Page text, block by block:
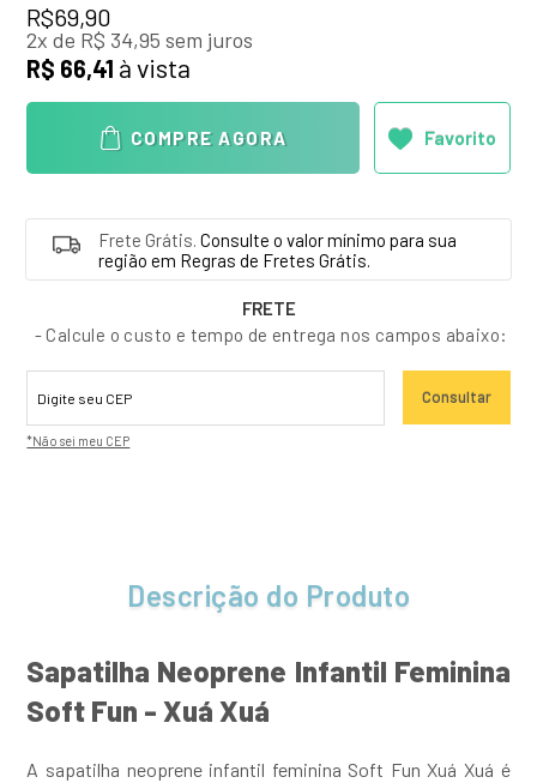
R$69,90
2x de R$ 34,95 sem juros
R$ 66,41 à vista
COMPRE AGORA Favorito
Frete Grátis.Consulte o valor mínimo para sua
região em Regras de Fretes Grátis.
FRETE
- Calcule o custo e tempo de entrega nos campos abaixo:
Consultar
*Não sei meu CEP
Descrição do Produto
Sapatilha Neoprene Infantil Feminina
Soft Fun - Xuá Xuá
A sapatilha neoprene infantil feminina Soft Fun Xuá Xuá é